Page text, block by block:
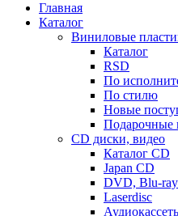
Главная
Каталог
Виниловые
Каталог
RSD
По
По стилю
Новые
Подарочные
CD диски, видео
Каталог CD
Japan CD
DVD, Blu-ray
Laserdisc